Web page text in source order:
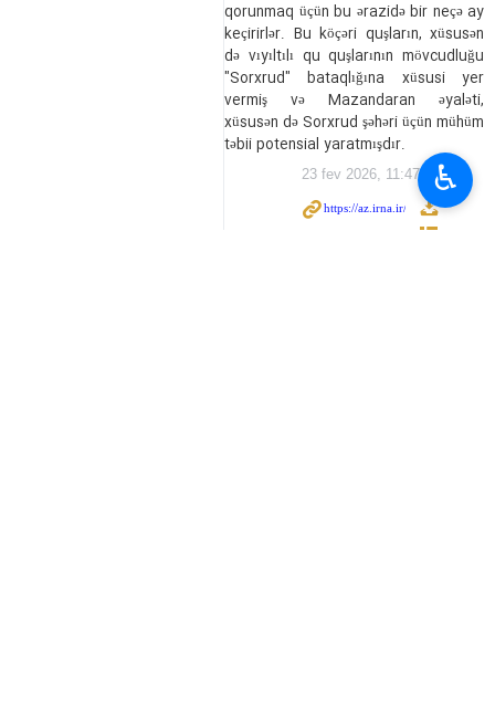
qorunmaq üçün bu ərazidə bir neçə ay
keçirirlər. Bu köçəri quşların, xüsusən
də vıyıltılı qu quşlarının mövcudluğu
"Sorxrud" bataqlığına xüsusi yer
vermiş və Mazandaran əyaləti,
xüsusən də Sorxrud şəhəri üçün mühüm
təbii potensial yaratmışdır.
23 fev 2026, 11:47 ♿︎